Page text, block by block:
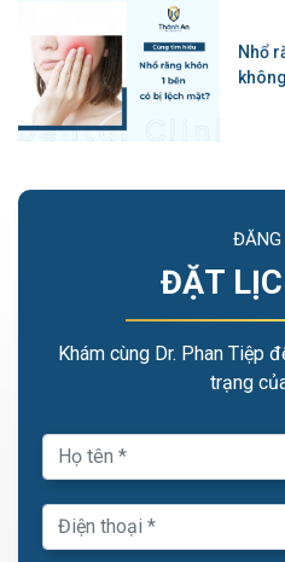
Nhổ
ĐĂNG
ĐẶT
Khám cùng Dr. Phan Tiệp
trạng